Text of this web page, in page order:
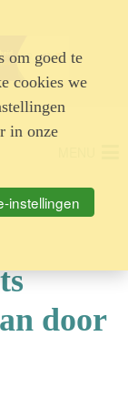
door
om goed te
cookies we
in onze
instellingen